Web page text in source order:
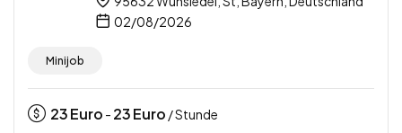
02/08/2026
Minijob
23Euro - 23Euro / Stunde